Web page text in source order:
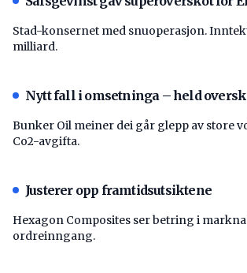
Stad-konsernet med snuoperasjon.
milliard.
Nytt fall i omsetninga – held
Bunker Oil meiner dei går glepp av store
Co2-avgifta.
Justerer opp framtidsutsiktene
Hexagon Composites ser betring i
ordreinngang.